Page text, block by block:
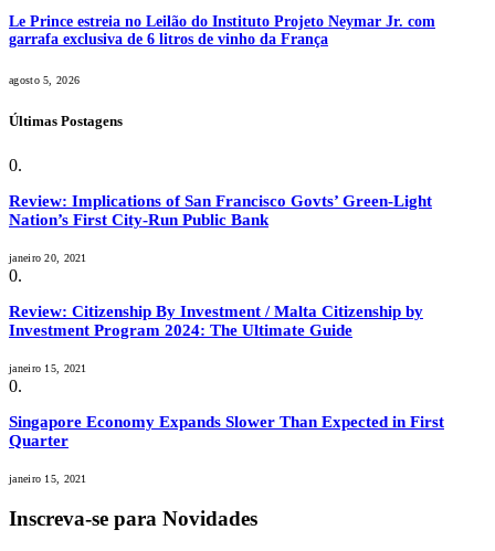
Le Prince estreia no Leilão do Instituto Projeto Neymar Jr. com
garrafa exclusiva de 6 litros de vinho da França
agosto 5, 2026
Últimas Postagens
Review: Implications of San Francisco Govts’ Green-Light
Nation’s First City-Run Public Bank
janeiro 20, 2021
Review: Citizenship By Investment / Malta Citizenship by
Investment Program 2024: The Ultimate Guide
janeiro 15, 2021
Singapore Economy Expands Slower Than Expected in First
Quarter
janeiro 15, 2021
Inscreva-se para Novidades